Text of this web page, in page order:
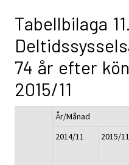
Tabellbilaga 11.
74 år efter
2015/11
År/Månad
2014/11
2015/11